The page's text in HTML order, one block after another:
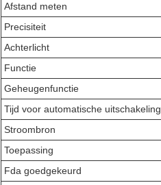
Afstand meten
Precisiteit
Achterlicht
Functie
Geheugenfunctie
Tijd voor automatische uitschakeling
Stroombron
Toepassing
Fda goedgekeurd